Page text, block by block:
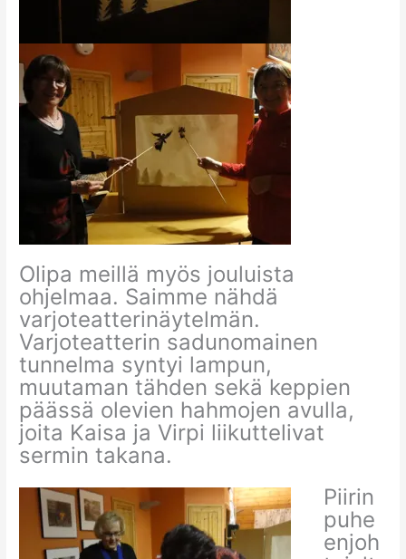
Olipa meillä myös jouluista
ohjelmaa. Saimme nähdä
varjoteatterinäytelmän.
Varjoteatterin sadunomainen
tunnelma syntyi lampun,
muutaman tähden sekä keppien
päässä olevien hahmojen avulla,
joita Kaisa ja Virpi liikuttelivat
sermin takana.
Piirin
puhe
enjoh